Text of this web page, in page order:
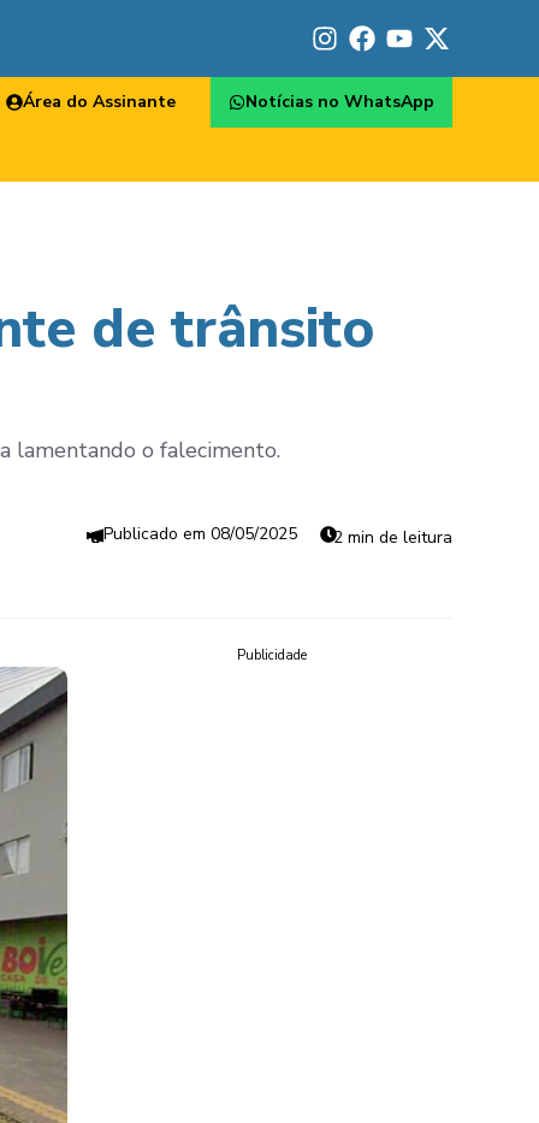
Área do Assinante Notícias no WhatsApp
de trânsito
lamentando o falecimento.
08/05/2025 2 min de leitura
Publicidade